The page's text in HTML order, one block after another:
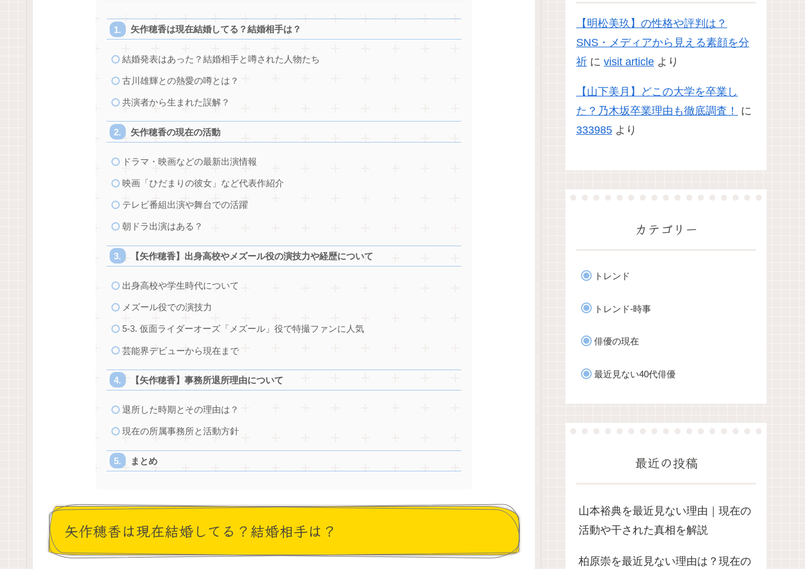
矢作穂香は現在結婚してる？結婚相手は？
結婚発表はあった？結婚相手と噂された人物たち
古川雄輝との熱愛の噂とは？
共演者から生まれた誤解？
矢作穂香の現在の活動
ドラマ・映画などの最新出演情報
映画「ひだまりの彼女」など代表作紹介
テレビ番組出演や舞台での活躍
朝ドラ出演はある？
【矢作穂香】出身高校やメズール役の演技力や経歴について
出身高校や学生時代について
メズール役での演技力
5-3. 仮面ライダーオーズ「メズール」役で特撮ファンに人気
芸能界デビューから現在まで
【矢作穂香】事務所退所理由について
退所した時期とその理由は？
現在の所属事務所と活動方針
まとめ
矢作穂香は現在結婚してる？結婚相手は？
【明松美玖】の性格や評判は？
SNS・メディアから見える素顔を分
祈 に visit article より
【山下美月】どこの大学を卒業し
た？乃木坂卒業理由も徹底調査！
に
333985 より
カテゴリー
トレンド
トレンド-時事
俳優の現在
最近見ない40代俳優
最近の投稿
山本裕典を最近見ない理由｜現在の
活動や干された真相を解説
柏原崇を最近見ない理由は？現在の